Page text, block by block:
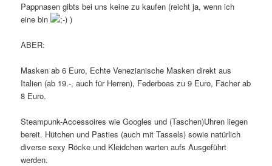
Pappnasen gibts bei uns keine zu kaufen (reicht ja, wenn ich
eine bin
)
ABER:
Masken ab 6 Euro, Echte Venezianische Masken direkt aus
Italien (ab 19.-, auch für Herren), Federboas zu 9 Euro, Fächer ab
8 Euro.
Steampunk-Accessoires wie Googles und (Taschen)Uhren liegen
bereit. Hütchen und Pasties (auch mit Tassels) sowie natürlich
diverse sexy Röcke und Kleidchen warten aufs Ausgeführt
werden.